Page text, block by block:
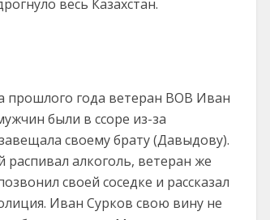
весь Казахстан.
прошлого года ветеран ВОВ Иван
были в ссоре из-за
своему брату (Давыдову).
алкоголь, ветеран же
своей соседке и рассказал
Иван Сурков свою вину не